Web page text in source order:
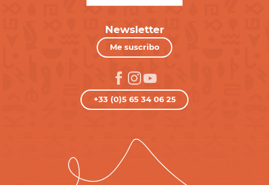
Newsletter
Me suscribo
+33 (0)5 65 34 06 25